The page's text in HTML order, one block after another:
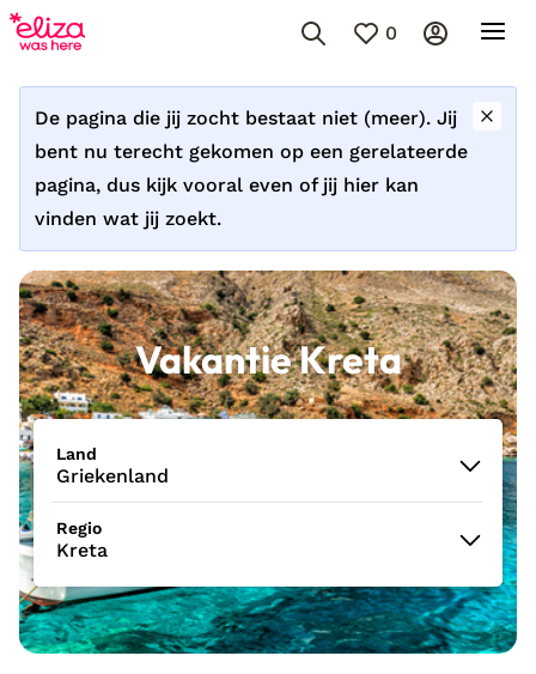
0
De pagina die jij zocht bestaat niet (meer). Jij
bent nu terecht gekomen op een gerelateerde
pagina, dus kijk vooral even of jij hier kan
vinden wat jij zoekt.
Vakantie Kreta
Land
Griekenland
Regio
Kreta